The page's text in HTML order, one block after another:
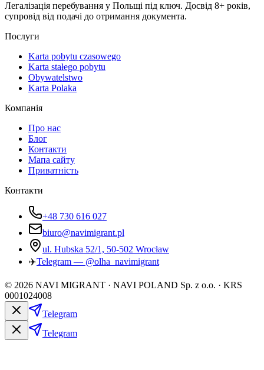
Легалізація перебування у Польщі під ключ. Досвід 8+ років,
супровід від подачі до отримання документа.
Послуги
Karta pobytu czasowego
Karta stałego pobytu
Obywatelstwo
Karta Polaka
Компанія
Про нас
Блог
Контакти
Мапа сайту
Приватність
Контакти
+48 730 616 027
biuro@navimigrant.pl
ul. Hubska 52/1, 50-502 Wrocław
✈️Telegram — @olha_navimigrant
© 2026 NAVI MIGRANT · NAVI POLAND Sp. z o.o. · KRS
0001024008
Telegram
Telegram